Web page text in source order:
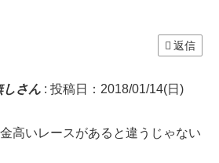
返信
しさん : 投稿日：2018/01/14(日)
高いレースがあると違うじゃない